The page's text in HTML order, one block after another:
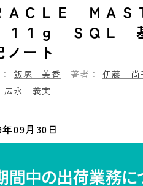
ＣＬＥ ＭＡＳ
１１ｇ ＳＱＬ
ート
飯塚 美香 著者：
伊藤 尚
広永 義実
09月30日